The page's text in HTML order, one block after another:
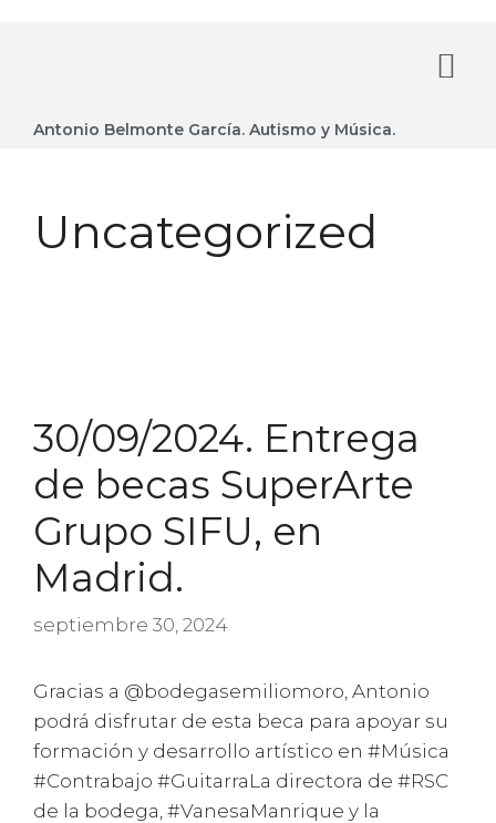
Antonio Belmonte García. Autismo y Música.
Uncategorized
30/09/2024. Entrega
de becas SuperArte
Grupo SIFU, en
Madrid.
septiembre 30, 2024
Gracias a @bodegasemiliomoro, Antonio
podrá disfrutar de esta beca para apoyar su
formación y desarrollo artístico en #Música
#Contrabajo #GuitarraLa directora de #RSC
de la bodega, #VanesaManrique y la